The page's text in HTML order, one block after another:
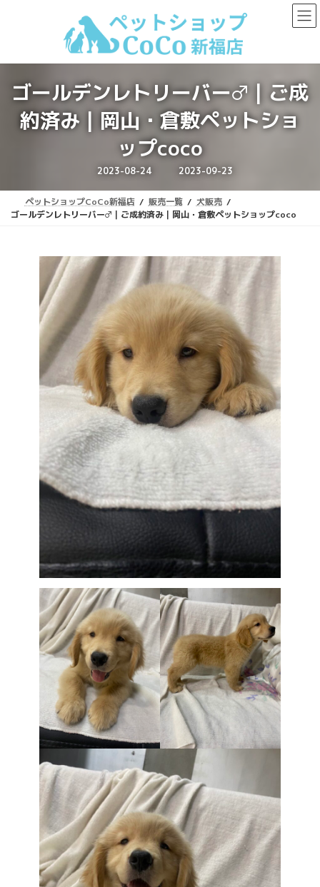
ツ
シ
ゴールデンレトリーバー♂｜ご成
約済み｜岡山・倉敷ペットショ
ップcoco
2023-08-24 最
終
新
日
時
:
2023-09-23
ペットショップCoCo新福店 販売一覧
犬販売
ゴールデンレトリーバー♂｜ご成約済み｜岡山・倉敷ペットショップcoco